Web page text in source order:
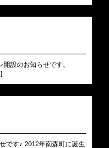
設のお知らせです。
です♪ 2012年南森町に誕生